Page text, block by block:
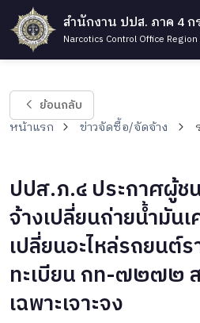
สำนักงาน ปปส. ภาค 4 ก
Narcotics Control Office Region
ย้อนกลับ
หน้าแรก ข่าวจัดซื้อ/จัดจ้าง
ปปส.ภ.๔ ประกาศผู้ช
จ้างเปลี่ยนถ่ายน้ำมัน
เปลี่ยนอะไหล่รถยนต์
ทะเบียน กท-๗๒๗๒
เฉพาะเจาะจง